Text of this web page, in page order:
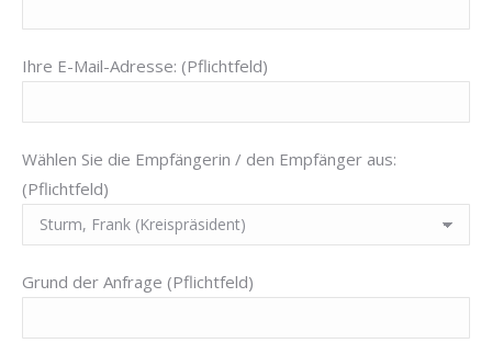
Ihre E-Mail-Adresse: (Pflichtfeld)
Wählen Sie die Empfängerin / den Empfänger aus:
(Pflichtfeld)
Grund der Anfrage (Pflichtfeld)